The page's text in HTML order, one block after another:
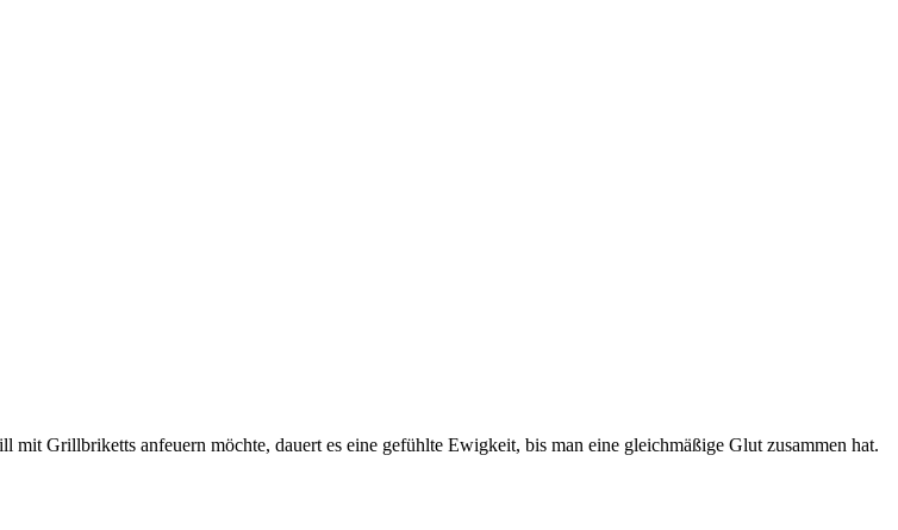
Grillbriketts anfeuern möchte, dauert es eine gefühlte Ewigkeit, bis man eine gleichmäßige Glut zusammen hat.